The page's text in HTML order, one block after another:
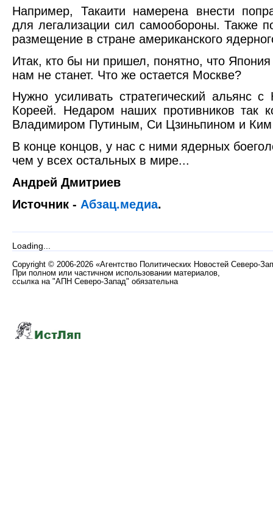
Например, Такаити намерена внести
для легализации сил самообороны. Также
размещение в стране американского
Итак, кто бы ни пришел, понятно, что
нам не станет. Что же остается Москве?
Нужно усиливать стратегический альянс
Кореей. Недаром наших противников так
Владимиром Путиным, Си Цзиньпином и
В конце концов, у нас с ними ядерных
чем у всех остальных в мире...
Андрей Дмитриев
Источник - Абзац.медиа.
Loading...
Copyright © 2006-2026 «Агентство Политических Новостей Северо-
При полном или частичном использовании материалов,
ссылка на "АПН Северо-Запад" обязательна